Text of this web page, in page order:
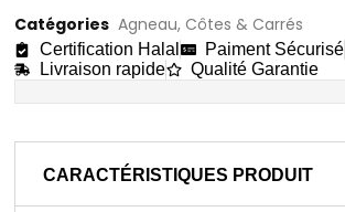
Catégories Agneau,Côtes & Carrés
Certification Halal
Paiment Sécurisé
Livraison rapide
Qualité Garantie
CARACTÉRISTIQUES PRODUIT